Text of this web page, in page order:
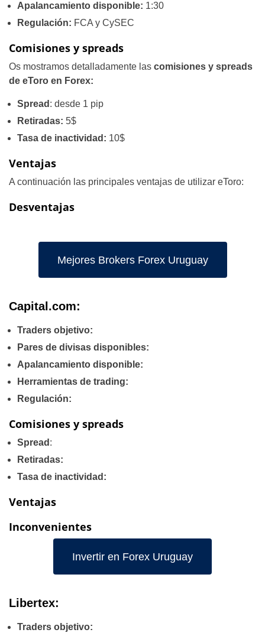
Apalancamiento disponible: 1:30
Regulación: FCA y CySEC
Comisiones y spreads
Os mostramos detalladamente las comisiones y spreads
de eToro en Forex:
Spread : desde 1 pip
Retiradas: 5$
Tasa de inactividad: 10$
Ventajas
A continuación las principales ventajas de utilizar eToro:
Desventajas
Mejores Brokers Forex Uruguay
Capital.com:
Traders objetivo:
Pares de divisas disponibles:
Apalancamiento disponible:
Herramientas de trading:
Regulación:
Comisiones y spreads
Spread :
Retiradas:
Tasa de inactividad:
Ventajas
Inconvenientes
Invertir en Forex Uruguay
Libertex:
Traders objetivo: